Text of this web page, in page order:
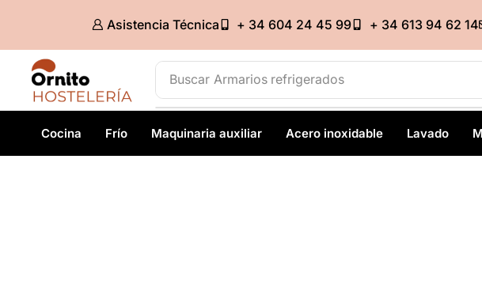
Asistencia Técnica + 34 604 24 45 99 + 34 613 94 62 14
Buscar Armarios refrigerados
Cocina Frío Maquinaria auxiliar Acero inoxidable Lavado